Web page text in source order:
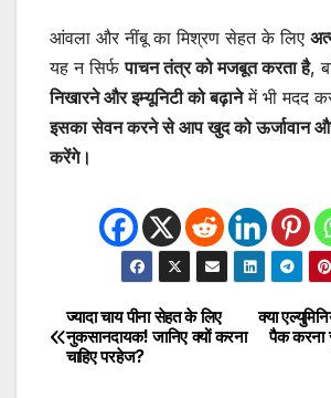
आंवला और नींबू का मिश्रण सेहत के लिए
यह न सिर्फपाचन तंत्र को मजबूत करता है,
निखारने और इम्यूनिटी को बढ़ानेमें भी मदद
इसका सेवन करने से आप खुद को ऊर्जावान
करेंगे।
Post
navigation
क्या
पैक करना
ज्यादा चाय पीना सेहत के लिए
नुकसानदायक! जानिए क्यों करना
चाहिए परहेज?